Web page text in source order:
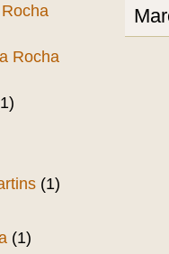
Rocha
(1)
(1)